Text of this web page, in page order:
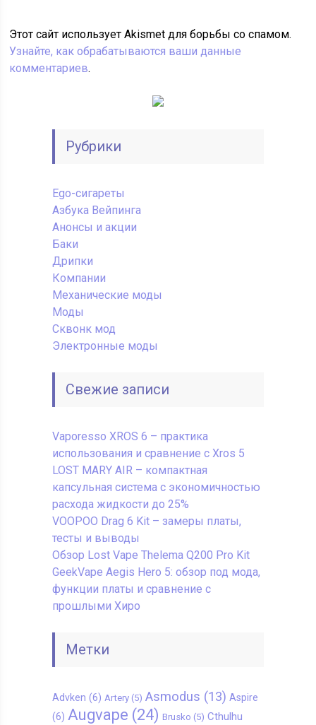
Этот сайт использует Akismet для борьбы со спамом.
Узнайте, как обрабатываются ваши данные
комментариев.
Рубрики
Ego-сигареты
Азбука Вейпинга
Анонсы и акции
Баки
Дрипки
Компании
Механические моды
Моды
Сквонк мод
Электронные моды
Свежие записи
Vaporesso XROS 6 – практика
использования и сравнение с Xros 5
LOST MARY AIR – компактная
капсульная система с экономичностью
расхода жидкости до 25%
VOOPOO Drag 6 Kit – замеры платы,
тесты и выводы
Обзор Lost Vape Thelema Q200 Pro Kit
GeekVape Aegis Hero 5: обзор под мода,
функции платы и сравнение с
прошлыми Хиро
Метки
Advken (6) Artery(5) Asmodus (13) Aspire
(6) Augvape (24) Brusko (5) Cthulhu